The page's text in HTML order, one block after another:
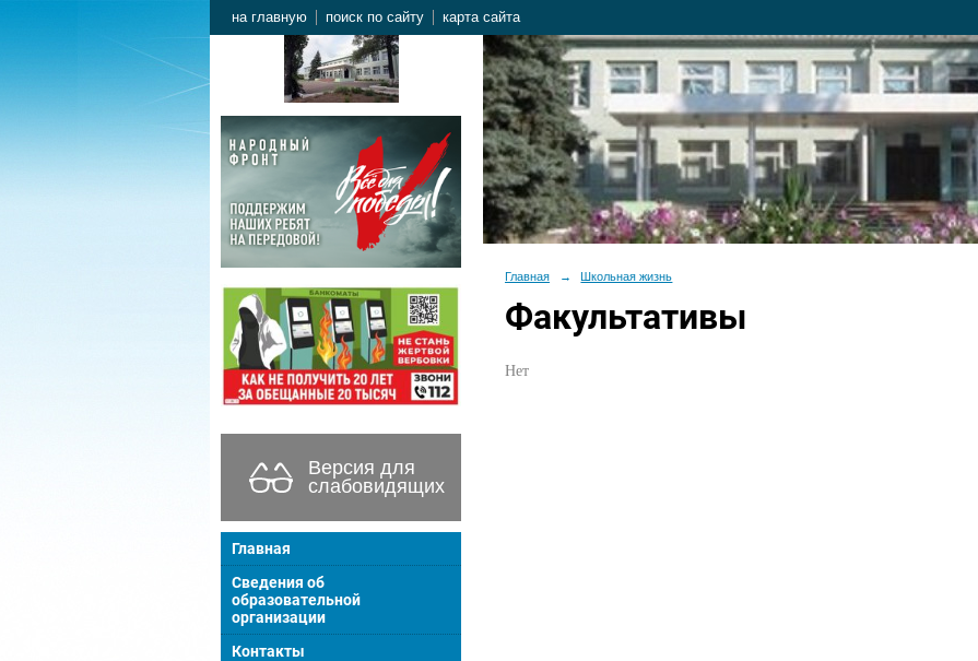
на главную поиск по сайту карта сайта
Версия для
слабовидящих
Главная
Сведения об
образовательной
организации
Контакты
Главная → Школьная жизнь
Факультативы
Нет